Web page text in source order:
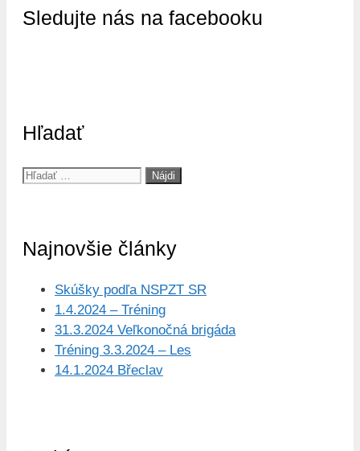
Sledujte nás na facebooku
Hľadať
Hľadať:
Najnovšie články
Skúšky podľa NSPZT SR
1.4.2024 – Tréning
31.3.2024 Veľkonočná brigáda
Tréning 3.3.2024 – Les
14.1.2024 Břeclav